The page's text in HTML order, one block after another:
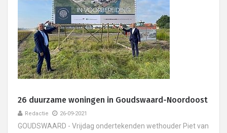
26 duurzame woningen in Goudswaard-Noordoost
Redactie 26-09-2021
GOUDSWAARD - Vrijdag ondertekenden wethouder Piet van